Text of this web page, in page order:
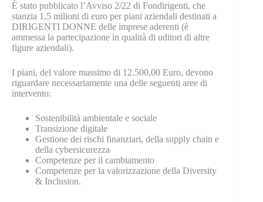
È stato pubblicato l’Avviso 2/22 di Fondirigenti, che
stanzia 1,5 milioni di euro per piani aziendali destinati a
DIRIGENTI DONNE delle imprese aderenti (è
ammessa la partecipazione in qualità di uditori di altre
figure aziendali).
I piani, del valore massimo di 12.500,00 Euro, devono
riguardare necessariamente una delle seguenti aree di
intervento:
Sostenibilità ambientale e sociale
Transizione digitale
Gestione dei rischi finanziari, della supply chain e
della cybersicurezza
Competenze per il cambiamento
Competenze per la valorizzazione della Diversity
& Inclusion.